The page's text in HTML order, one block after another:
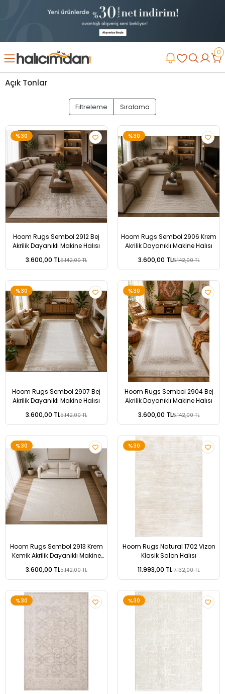
0
Açık Tonlar
Filtreleme Sıralama
%30
Hoom Rugs Sembol 2912 Bej
Akrilik Dayanıklı Makine Halısı
3.600,00 TL5.142,00 TL
%30
Hoom Rugs Sembol 2906 Krem
Akrilik Dayanıklı Makine Halısı
3.600,00 TL5.142,00 TL
%30
Hoom Rugs Sembol 2907 Bej
Akrilik Dayanıklı Makine Halısı
3.600,00 TL5.142,00 TL
%30
Hoom Rugs Sembol 2904 Bej
Akrilik Dayanıklı Makine Halısı
3.600,00 TL5.142,00 TL
%30
Hoom Rugs Sembol 2913 Krem
Kemik Akrilik Dayanıklı Makine
3.600,00 TL5.142,00 TL
%30
Hoom Rugs Natural 1702 Vizon
Klasik Salon Halısı
11.993,00 TL17.132,00 TL
%30 %30